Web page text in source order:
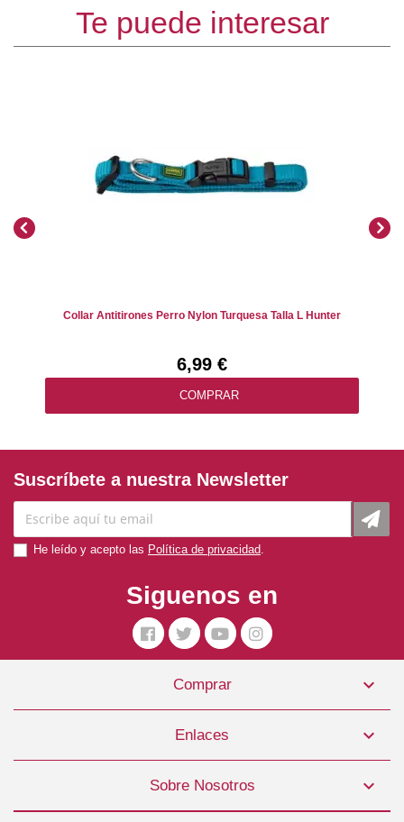
Te puede interesar
Collar Antitirones Perro Nylon Turquesa Talla L Hunter
6,99 €
COMPRAR
Collar Glam Deluxe 20mmx45cm ROJO Freedog
9,99 €
COMPRAR
Suscríbete a nuestra Newsletter
He leído y acepto las Política de privacidad
Siguenos en
Comprar 
Enlaces 
Sobre Nosotros 